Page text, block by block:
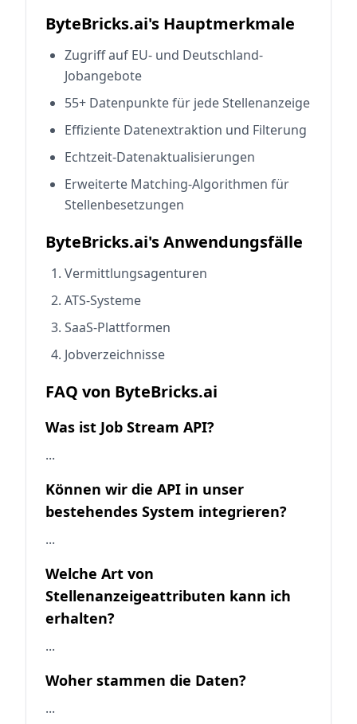
ByteBricks.ai's Hauptmerkmale
Zugriff auf EU- und Deutschland-
Jobangebote
55+ Datenpunkte für jede Stellenanzeige
Effiziente Datenextraktion und Filterung
Echtzeit-Datenaktualisierungen
Erweiterte Matching-Algorithmen für
Stellenbesetzungen
ByteBricks.ai's Anwendungsfälle
Vermittlungsagenturen
ATS-Systeme
SaaS-Plattformen
Jobverzeichnisse
FAQ von ByteBricks.ai
Was ist Job Stream API?
...
Können wir die API in unser
bestehendes System integrieren?
...
Welche Art von
Stellenanzeigeattributen kann ich
erhalten?
...
Woher stammen die Daten?
...